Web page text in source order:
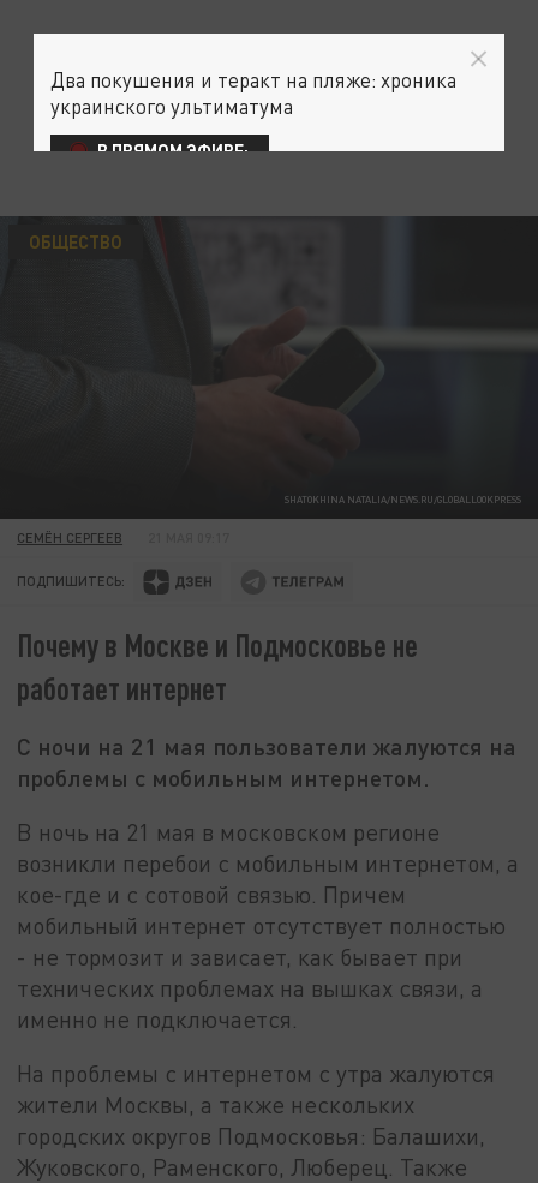
SHATOKHINA NATALIA/NEWS.RU/GLOBALLOOKPRESS
ОБЩЕСТВО
СЕМЁН СЕРГЕЕВ
ПОДПИШИТЕСЬ:
Почему в Москве и Подмосковье не
работает интернет
С ночи на 21 мая пользователи жалуются на
проблемы с мобильным интернетом.
В ночь на 21 мая в московском регионе
возникли перебои с мобильным интернетом, а
кое-где и с сотовой связью. Причем
мобильный интернет отсутствует полностью
- не тормозит и зависает, как бывает при
технических проблемах на вышках связи, а
именно не подключается.
На проблемы с интернетом с утра жалуются
жители Москвы, а также нескольких
городских округов Подмосковья: Балашихи,
Жуковского, Раменского, Люберец. Также
Два покушения и теракт на пляже: хроника
украинского ультиматума
В ПРЯМОМ ЭФИРЕ: